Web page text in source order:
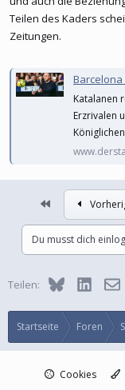
Teilen des Kaders
Zeitungen.
Barcelona
Katalanen
Erzrivalen
Du musst dich
Teilen: BlueskyLinkedIn
Startseite Foren
Cookies